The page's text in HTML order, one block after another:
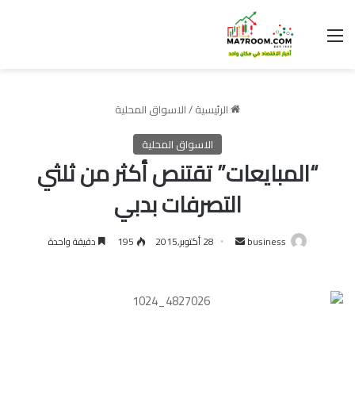
القائمة
الرئيسية/الاسواق المحلية
الاسواق المحلية
“المبايعات” تقتنص أكثر من ثلثي
التصرفات بدبي
business
أرسل 28 أكتوبر,2015 195 دقيقة واحدة